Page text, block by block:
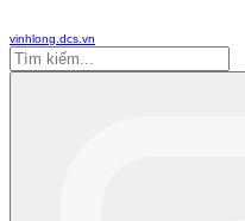
vinhlong.dcs.vn